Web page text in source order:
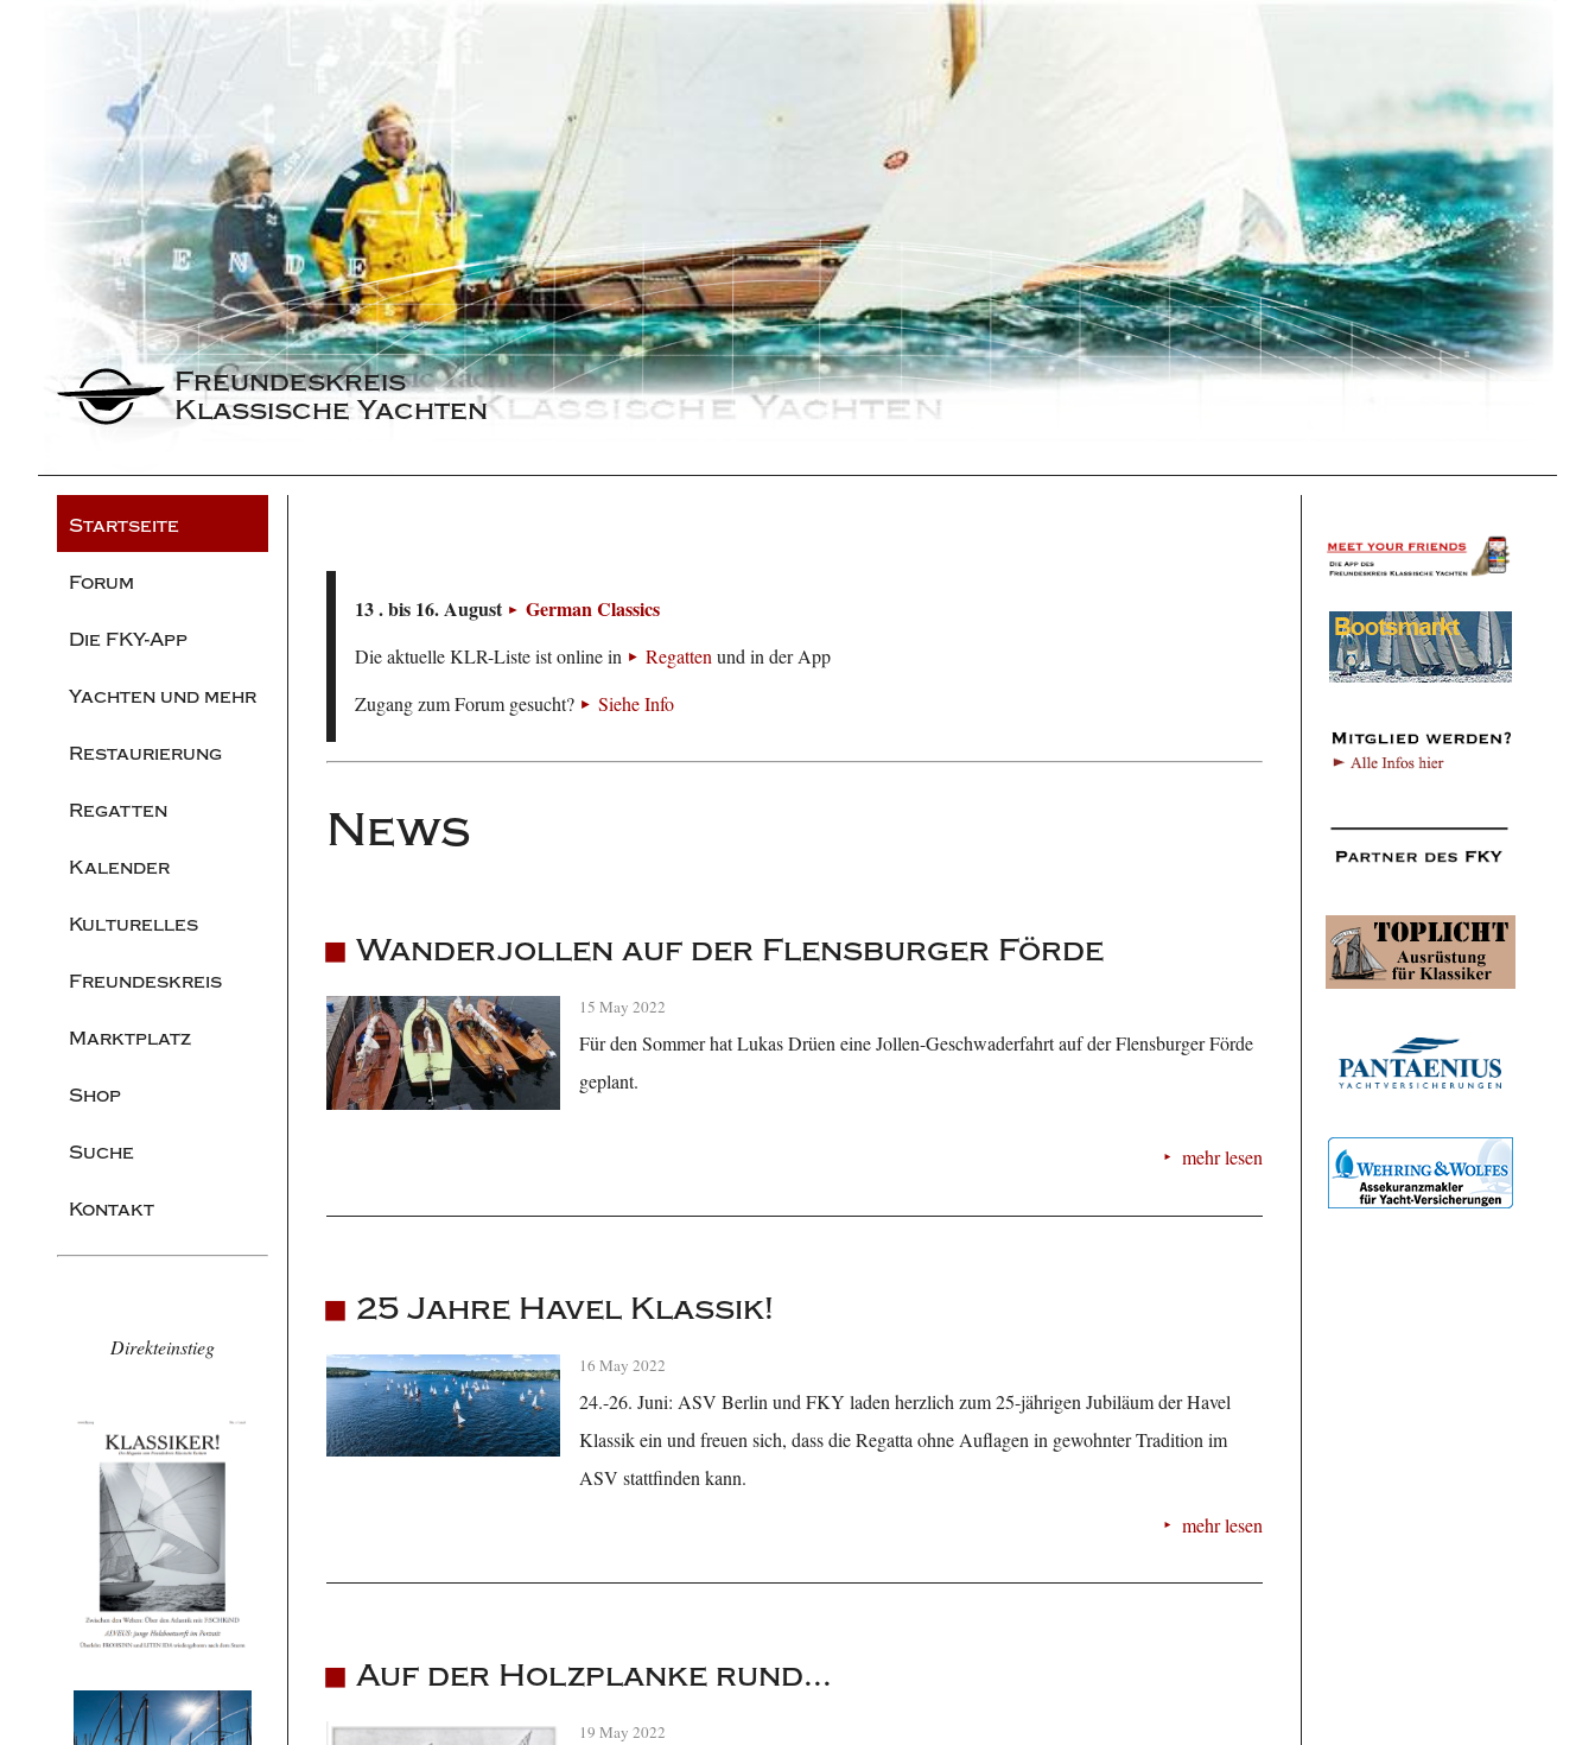
Freundeskreis
Klassische Yachten
Startseite
Forum
Die FKY-App
Yachten und mehr
Restaurierung
Regatten
Kalender
Kulturelles
Freundeskreis
Marktplatz
Shop
Suche
Kontakt
Direkteinstieg
13 . bis 16. August German Classics
Die aktuelle KLR-Liste ist online in Regattenund in der App
Zugang zum Forum gesucht?
Siehe Info
News
Wanderjollen auf der Flensburger Förde
15 May 2022
Für den Sommer hat Lukas Drüen eine Jollen-Geschwaderfahrt auf der Flensburger Förde
geplant.
mehr lesen
25 Jahre Havel Klassik!
16 May 2022
24.-26. Juni: ASV Berlin und FKY laden herzlich zum 25-jährigen Jubiläum der Havel
Klassik ein und freuen sich, dass die Regatta ohne Auflagen in gewohnter Tradition im
ASV stattfinden kann.
mehr lesen
Auf der Holzplanke rund...
19 May 2022